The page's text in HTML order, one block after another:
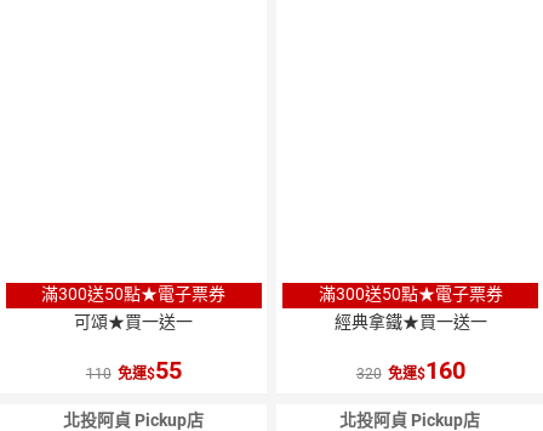
滿300送50點★電子票券
可頌★買一送一
110 免運 55
滿300送50點★電子票券
經典拿鐵★買一送一
320 免運 160
北投阿貞 Pickup店 北投阿貞 Pickup店